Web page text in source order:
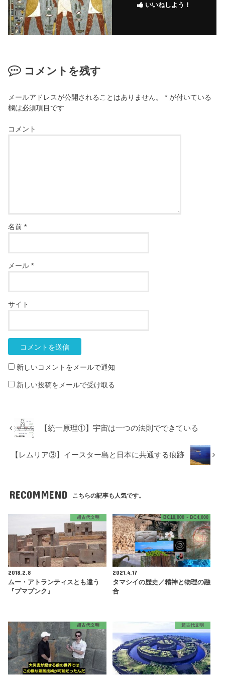
いいねしよう！
コメントを残す
メールアドレスが公開されることはありません。 * が付いている
欄は必須項目です
コメント
名前*
メール*
サイト
新しいコメントをメールで通知
新しい投稿をメールで受け取る
【統一原理①】宇宙は一つの法則でできている
【レムリア③】イースター島と日本に共通する痕跡
RECOMMEND こちらの記事も人気です。
超古代文明
2018.2.8
ムー・アトランティスとも違う
『プマプンク』
BC10,000 ~ BC4,000
2021.4.17
タマシイの歴史／精神と物理の融
合
超古代文明 超古代文明